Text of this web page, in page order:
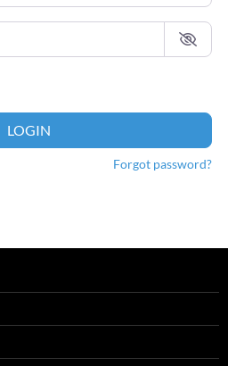
LOGIN
Forgot password?